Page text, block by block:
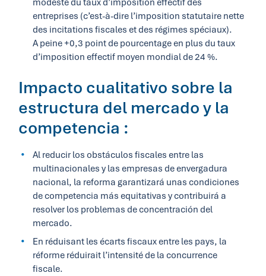
modeste du taux d’imposition effectif des
entreprises (c’est-à-dire l’imposition statutaire nette
des incitations fiscales et des régimes spéciaux).
A peine +0,3 point de pourcentage en plus du taux
d’imposition effectif moyen mondial de 24 %.
Impacto cualitativo sobre la
estructura del mercado y la
competencia :
Al reducir los obstáculos fiscales entre las
multinacionales y las empresas de envergadura
nacional, la reforma garantizará unas condiciones
de competencia más equitativas y contribuirá a
resolver los problemas de concentración del
mercado.
En réduisant les écarts fiscaux entre les pays, la
réforme réduirait l’intensité de la concurrence
fiscale.